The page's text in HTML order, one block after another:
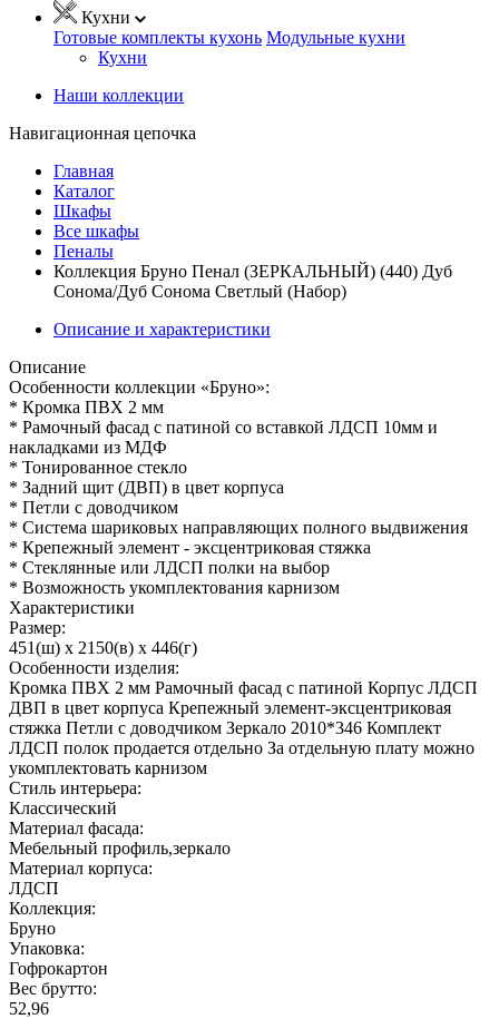
Кухни
Готовые комплекты кухонь Модульные кухни
Кухни
Наши коллекции
Навигационная цепочка
Главная
Каталог
Шкафы
Все шкафы
Пеналы
Коллекция Бруно Пенал (ЗЕРКАЛЬНЫЙ) (440) Дуб
Сонома/Дуб Сонома Светлый (Набор)
Описание и характеристики
Описание
Особенности коллекции «Бруно»:
* Кромка ПВХ 2 мм
* Рамочный фасад с патиной со вставкой ЛДСП 10мм и
накладками из МДФ
* Тонированное стекло
* Задний щит (ДВП) в цвет корпуса
* Петли с доводчиком
* Система шариковых направляющих полного выдвижения
* Крепежный элемент - эксцентриковая стяжка
* Стеклянные или ЛДСП полки на выбор
* Возможность укомплектования карнизом
Характеристики
Размер:
451(ш) x 2150(в) x 446(г)
Особенности изделия:
Кромка ПВХ 2 мм Рамочный фасад с патиной Корпус ЛДСП
ДВП в цвет корпуса Крепежный элемент-эксцентриковая
стяжка Петли с доводчиком Зеркало 2010*346 Комплект
ЛДСП полок продается отдельно За отдельную плату можно
укомплектовать карнизом
Стиль интерьера:
Классический
Материал фасада:
Мебельный профиль,зеркало
Материал корпуса:
ЛДСП
Коллекция:
Бруно
Упаковка:
Гофрокартон
Вес брутто:
52,96